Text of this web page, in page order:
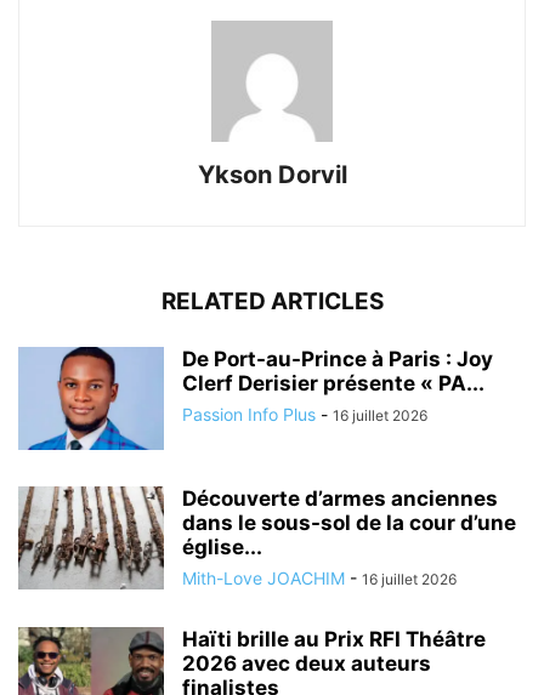
Ykson Dorvil
RELATED ARTICLES
De Port-au-Prince à Paris : Joy
Clerf Derisier présente « PA...
Passion Info Plus - 16 juillet 2026
Découverte d’armes anciennes
dans le sous-sol de la cour d’une
église...
Mith-Love JOACHIM - 16 juillet 2026
Haïti brille au Prix RFI Théâtre
2026 avec deux auteurs
finalistes